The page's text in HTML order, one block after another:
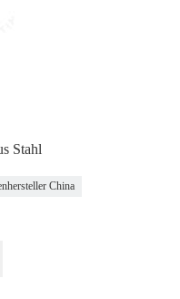
Stahl
China